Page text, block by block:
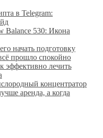
в Telegram:
Balance 530: Икона
начать подготовку
прошло спокойно
эффективно лечить
концентратор
аренда, а когда